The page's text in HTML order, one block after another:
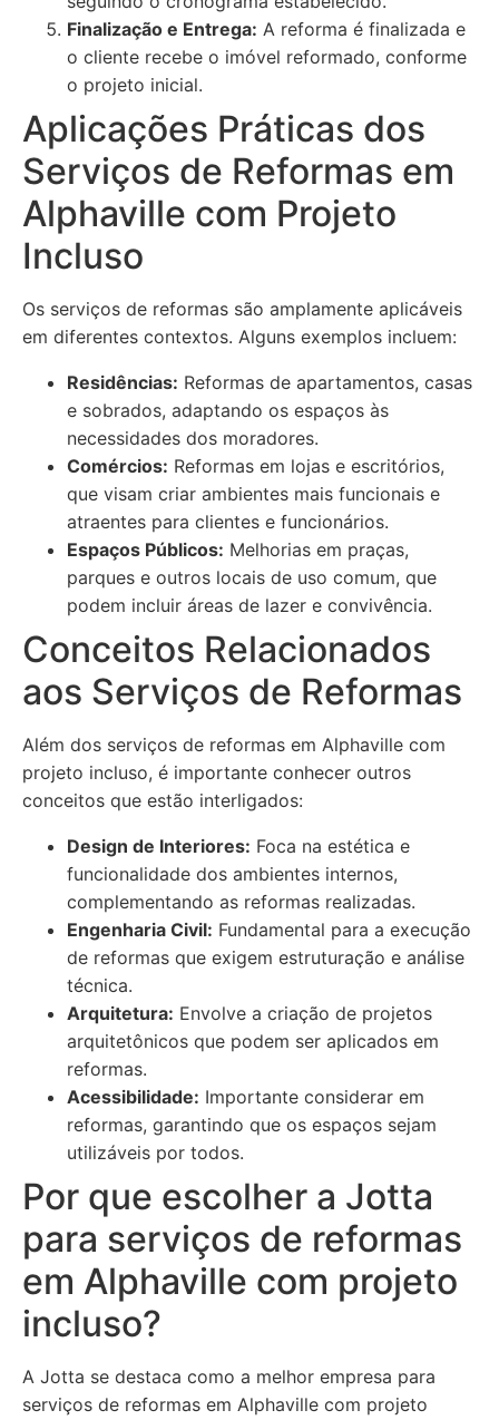
Finalização e Entrega: A reforma é finalizada e
o cliente recebe o imóvel reformado, conforme
o projeto inicial.
Aplicações Práticas dos
Serviços de Reformas em
Alphaville com Projeto
Incluso
Os serviços de reformas são amplamente aplicáveis
em diferentes contextos. Alguns exemplos incluem:
Residências: Reformas de apartamentos, casas
e sobrados, adaptando os espaços às
necessidades dos moradores.
Comércios: Reformas em lojas e escritórios,
que visam criar ambientes mais funcionais e
atraentes para clientes e funcionários.
Espaços Públicos: Melhorias em praças,
parques e outros locais de uso comum, que
podem incluir áreas de lazer e convivência.
Conceitos Relacionados
aos Serviços de Reformas
Além dos serviços de reformas em Alphaville com
projeto incluso, é importante conhecer outros
conceitos que estão interligados:
Design de Interiores: Foca na estética e
funcionalidade dos ambientes internos,
complementando as reformas realizadas.
Engenharia Civil: Fundamental para a execução
de reformas que exigem estruturação e análise
técnica.
Arquitetura: Envolve a criação de projetos
arquitetônicos que podem ser aplicados em
reformas.
Acessibilidade: Importante considerar em
reformas, garantindo que os espaços sejam
utilizáveis por todos.
Por que escolher a Jotta
para serviços de reformas
em Alphaville com projeto
incluso?
A Jotta se destaca como a melhor empresa para
serviços de reformas em Alphaville com projeto